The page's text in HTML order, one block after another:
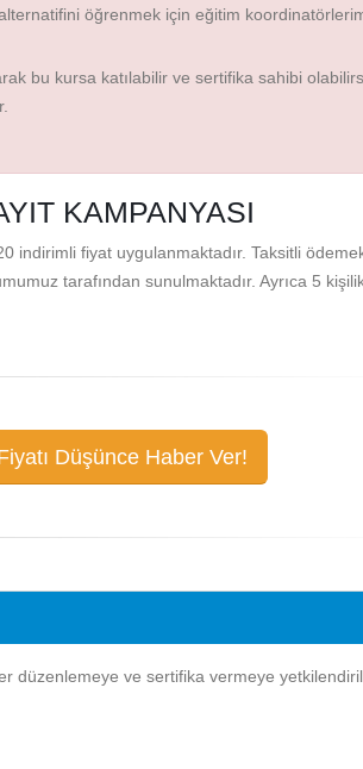
öğrenmek için eğitim
bu kursa katılabilir ve sertifika sahibi
KAMPANYASI
indirimli fiyat uygulanmaktadır. Taksitli
tarafından sunulmaktadır. Ayrıca 5
Düşünce Haber Ver!
düzenlemeye ve sertifika vermeye